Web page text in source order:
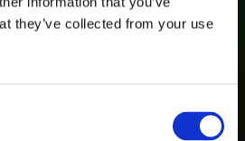
they’ve collected from your use
saker